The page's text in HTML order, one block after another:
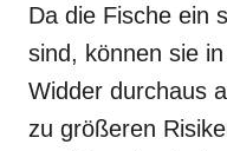
Da die Fische ein
sind, können sie
Widder durchaus
zu größeren